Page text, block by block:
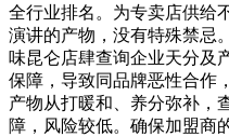
全行业排名。为专卖店供给
演讲的产物，没有特殊禁忌
味昆仑店肆查询企业天分及
保障，导致同品牌恶性合作
产物从打暖和、养分弥补，
障，风险较低。确保加盟商